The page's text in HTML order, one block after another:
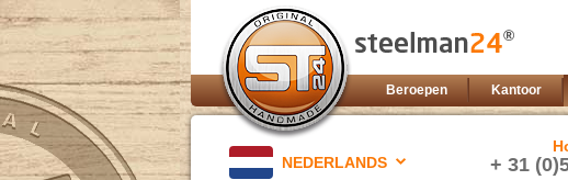
Beroepen Kantoor
NEDERLANDS + 31